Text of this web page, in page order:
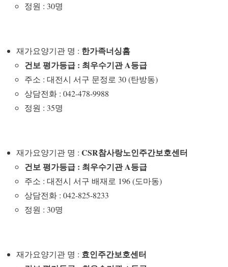
정원 : 30명
재가요양기관 명 : 한가족너싱홈
건보 평가등급 : 최우수기관 A등급
주소 : 대전시 서구 문정로 30 (탄방동)
상담전화 : 042-478-9988
정원 : 35명
재가요양기관 명 : CSR참사랑노인주간보호센터
건보 평가등급 : 최우수기관 A등급
주소 : 대전시 서구 배재로 196 (도마동)
상담전화 : 042-825-8233
정원 : 30명
재가요양기관 명 : 효인주간보호센터